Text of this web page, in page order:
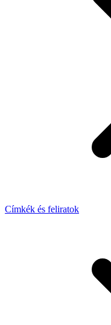
Címkék és feliratok